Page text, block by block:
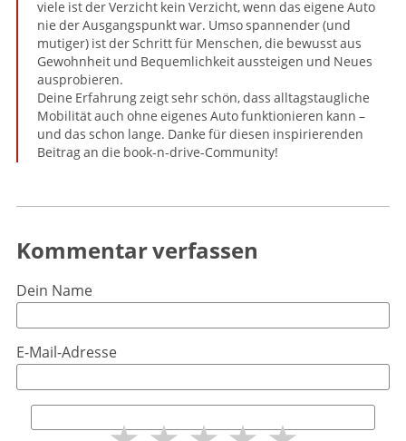
viele ist der Verzicht kein Verzicht, wenn das eigene Auto
nie der Ausgangspunkt war. Umso spannender (und
mutiger) ist der Schritt für Menschen, die bewusst aus
Gewohnheit und Bequemlichkeit aussteigen und Neues
ausprobieren.
Deine Erfahrung zeigt sehr schön, dass alltagstaugliche
Mobilität auch ohne eigenes Auto funktionieren kann –
und das schon lange. Danke für diesen inspirierenden
Beitrag an die book-n-drive-Community!
Kommentar verfassen
Dein Name
E-Mail-Adresse